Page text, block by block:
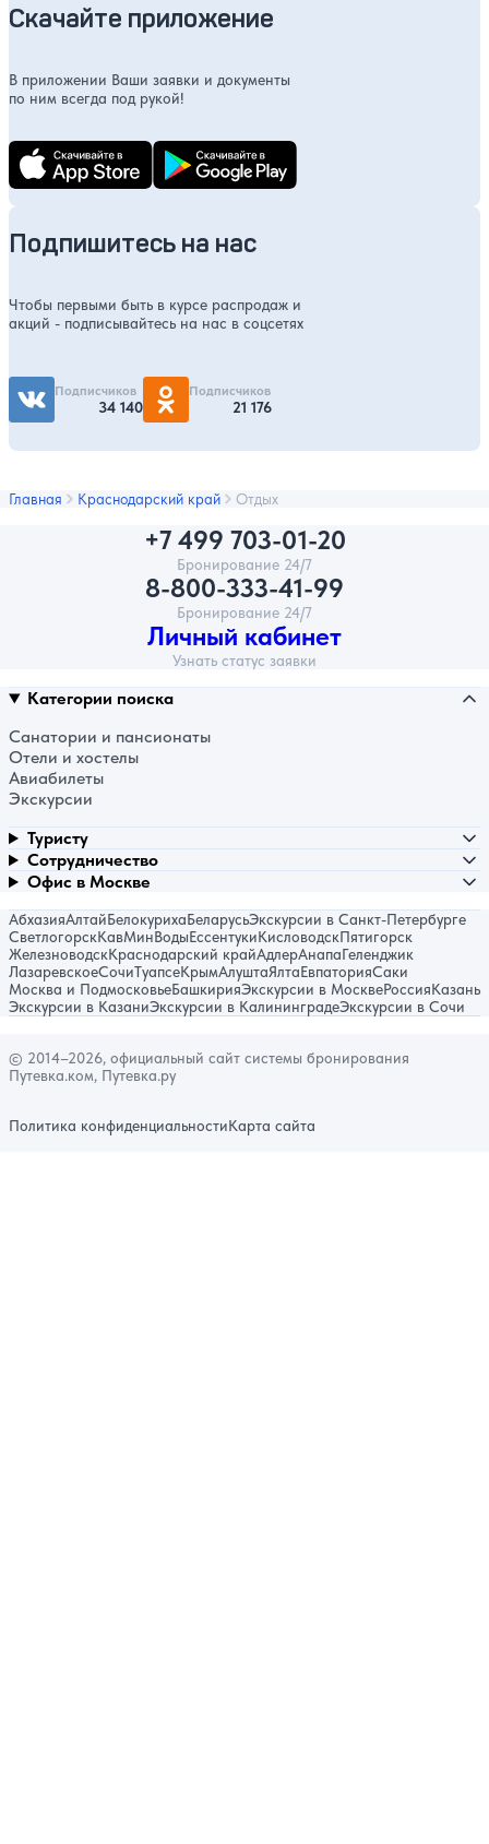
Скачайте приложение
В приложении Ваши заявки и документы
по ним всегда под рукой!
Подпишитесь на нас
Чтобы первыми быть в курсе распродаж и
акций - подписывайтесь на нас в соцсетях
Подписчиков
34 140
Подписчиков
21 176
Главная Краснодарский край Отдых
+7 499 703-01-20
Бронирование 24/7
8-800-333-41-99
Бронирование 24/7
Личный кабинет
Узнать статус заявки
Категории поиска
Санатории и пансионаты
Отели и хостелы
Авиабилеты
Экскурсии
Туристу
Сотрудничество
Офис в Москве
АбхазияАлтайБелокурихаБеларусьЭкскурсии в Санкт-Петербурге
СветлогорскКавМинВодыЕссентукиКисловодскПятигорск
ЖелезноводскКраснодарский крайАдлерАнапаГеленджик
ЛазаревскоеСочиТуапсеКрымАлуштаЯлтаЕвпаторияСаки
Москва и ПодмосковьеБашкирияЭкскурсии в МосквеРоссияКазань
Экскурсии в КазаниЭкскурсии в КалининградеЭкскурсии в Сочи
© 2014–2026, официальный сайт системы бронирования
Путевка.ком, Путевка.ру
Политика конфиденциальностиКарта сайта